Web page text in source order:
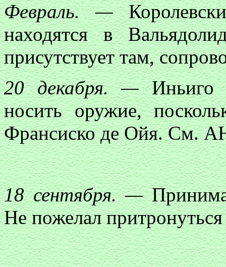
Февраль. —
находятся в
присутствует там,
20 декабря. —Иньиго
носить оружие,
Франсиско де Ойя. См.
18 сентября. —
Не пожелал